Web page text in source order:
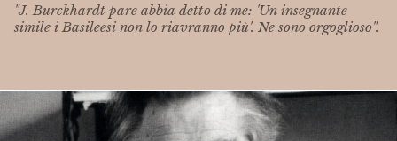
"J. Burckhardt pare abbia detto di me: 'Un insegnante
simile i Basileesi non lo riavranno più'. Ne sono orgoglioso".